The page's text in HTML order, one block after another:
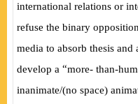
international relations or
refuse the binary
media to absorb thesis
develop a “more- than-
inanimate/(no space)